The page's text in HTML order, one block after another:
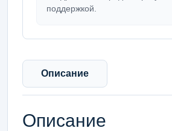
поддержкой.
Описание
Описание